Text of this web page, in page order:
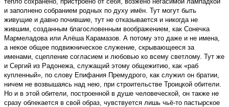
и заполнено собранием родных по духу имён. Тут могут быть
живущие и давно почившие, тут не отказывается и никогда не
жившим, созданным благословенным воображением, как Сонечка
Мармеладова или Алёша Карамазов. А потому это даже и не имена,
а некое общее подвижническое служение, скрывающееся за
именами, сцепление согласием и любовью ко всему светлому. Тут же
и Сергий из Радонежа, служащий этому общежитию, как «раб
купленный», по слову Епифания Премудрого, как служил он братии,
ничем не возвышаясь над нею, при строительстве Троицкой обители.
Но и в этой обители, построенной в душе человеческой, он также не
сразу облекается в свой образ, чувствуется лишь чьё-то пастырское